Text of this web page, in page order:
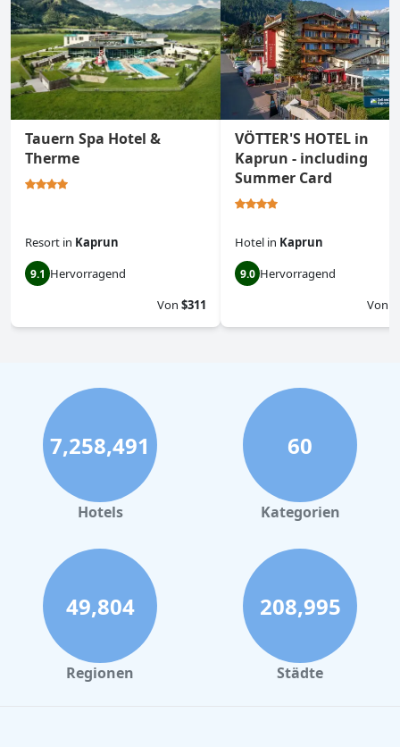
Tauern Spa Hotel &
Therme
Resort in Kaprun
9.1 Hervorragend
Von $311
VÖTTER'S HOTEL in
Kaprun - including
Summer Card
Hotel in Kaprun
9.0 Hervorragend
Von
7,258,491
Hotels
60
Kategorien
49,804
Regionen
208,995
Städte